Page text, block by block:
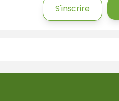
S'inscrire